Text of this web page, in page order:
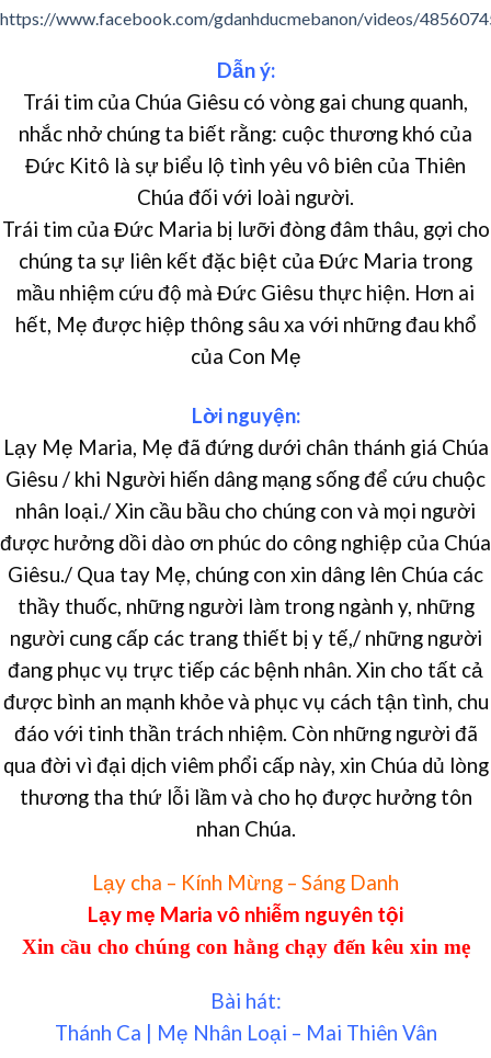
https://www.facebook.com/gdanhducmebanon/videos/
Dẫn ý:
Trái tim của Chúa Giêsu có vòng gai chung quanh,
nhắc nhở chúng ta biết rằng: cuộc thương khó của
Đức Kitô là sự biểu lộ tình yêu vô biên của Thiên
Chúa đối với loài người.
Trái tim của Đức Maria bị lưỡi đòng đâm thâu, gợi cho
chúng ta sự liên kết đặc biệt của Đức Maria trong
mầu nhiệm cứu độ mà Đức Giêsu thực hiện. Hơn ai
hết, Mẹ được hiệp thông sâu xa với những đau khổ
của Con Mẹ
Lời nguyện:
Lạy Mẹ Maria, Mẹ đã đứng dưới chân thánh giá Chúa
Giêsu / khi Người hiến dâng mạng sống để cứu chuộc
nhân loại./ Xin cầu bầu cho chúng con và mọi người
được hưởng dồi dào ơn phúc do công nghiệp của Chúa
Giêsu./ Qua tay Mẹ, chúng con xin dâng lên Chúa các
thầy thuốc, những người làm trong ngành y, những
người cung cấp các trang thiết bị y tế,/ những người
đang phục vụ trực tiếp các bệnh nhân. Xin cho tất cả
được bình an mạnh khỏe và phục vụ cách tận tình, chu
đáo với tinh thần trách nhiệm. Còn những người đã
qua đời vì đại dịch viêm phổi cấp này, xin Chúa dủ lòng
thương tha thứ lỗi lầm và cho họ được hưởng tôn
nhan Chúa.
Lạy cha – Kính Mừng – Sáng Danh
Lạy mẹ Maria vô nhiễm nguyên tội
Xin cầu cho chúng con hằng chạy đến kêu xin mẹ
Bài hát:
Thánh Ca | Mẹ Nhân Loại – Mai Thiên Vân